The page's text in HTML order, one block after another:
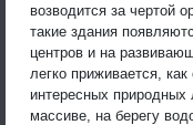
возводится за чертой
такие здания
центров и на
легко приживается,
интересных
массиве, на берегу